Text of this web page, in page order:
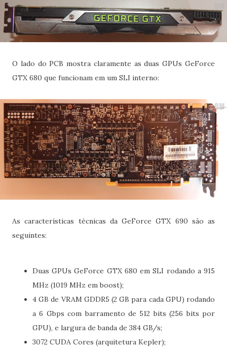
O lado do PCB mostra claramente as duas GPUs GeForce
GTX 680 que funcionam em um SLI interno:
As características técnicas da GeForce GTX 690 são as
seguintes:
Duas GPUs GeForce GTX 680 em SLI rodando a 915
MHz (1019 MHz em boost);
4 GB de VRAM GDDR5 (2 GB para cada GPU) rodando
a 6 Gbps com barramento de 512 bits (256 bits por
GPU), e largura de banda de 384 GB/s;
3072 CUDA Cores (arquitetura Kepler);